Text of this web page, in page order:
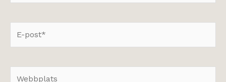
post*